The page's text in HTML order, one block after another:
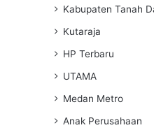
Kabupaten Tanah
Kutaraja
HP Terbaru
UTAMA
Medan Metro
Anak Perusahaan